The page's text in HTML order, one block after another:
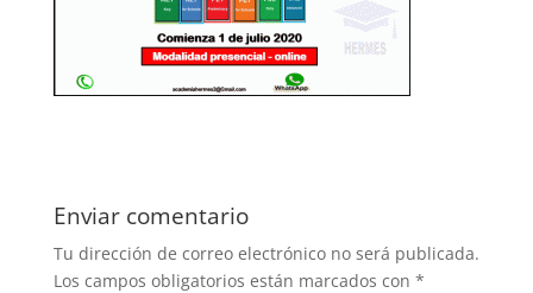
Enviar comentario
Tu dirección de correo electrónico no será publicada.
Los campos obligatorios están marcados con *